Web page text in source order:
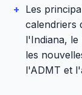
+ Les
calendriers
l'Indiana, le
les
l'ADMT et